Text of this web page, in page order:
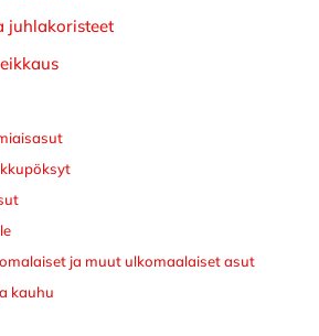
juhlakoristeet
ja muut ulkomaalaiset asut
kauhu